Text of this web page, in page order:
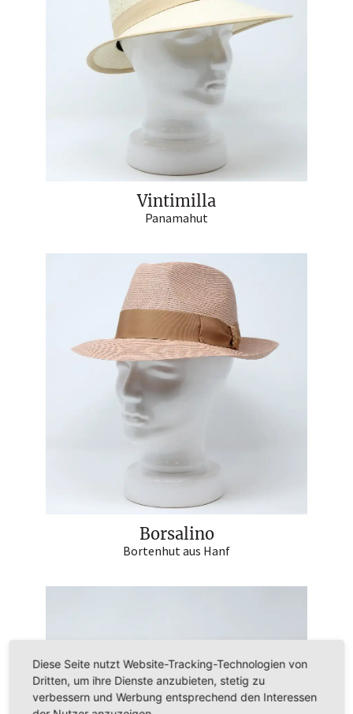
Vintimilla
Panamahut
Borsalino
Bortenhut aus Hanf
Diese Seite nutzt Website-Tracking-Technologien von
Dritten, um ihre Dienste anzubieten, stetig zu
verbessern und Werbung entsprechend den Interessen